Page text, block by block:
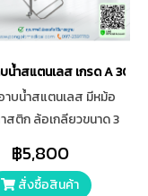
Steel Commode Chair
น้ำสแตนเลส เกรด A 304
าบน้ำสแตนเลส มีหม้อ
สติก ล้อเกลียวขนาด 3
฿5,800
สั่งซื้อสินค้า